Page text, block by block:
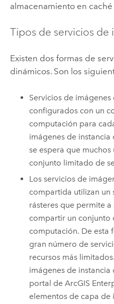
almacenamiento en caché
Tipos de servicios
Existen dos formas de
dinámicos. Son los
Servicios de
configurados con un
computación para
imágenes de
se espera que
conjunto limitado de
Los servicios de
compartida utilizan un
rásteres que permite
compartir un conjunto
computación. De esta
gran número de
recursos más
imágenes de
portal deArcGIS
elementos de capa de